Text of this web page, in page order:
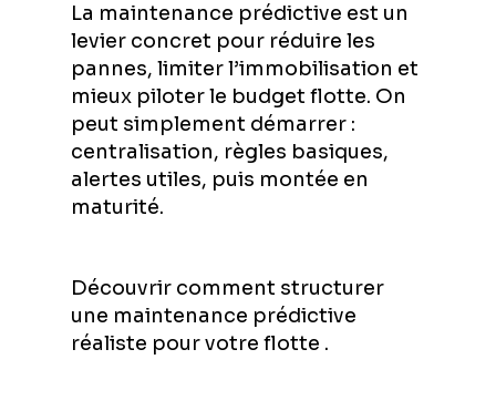
La maintenance prédictive est un
levier concret pour réduire les
pannes, limiter l’immobilisation et
mieux piloter le budget flotte. On
peut simplement démarrer :
centralisation, règles basiques,
alertes utiles, puis montée en
maturité.
Découvrir comment structurer
une maintenance prédictive
réaliste pour votre flotte .